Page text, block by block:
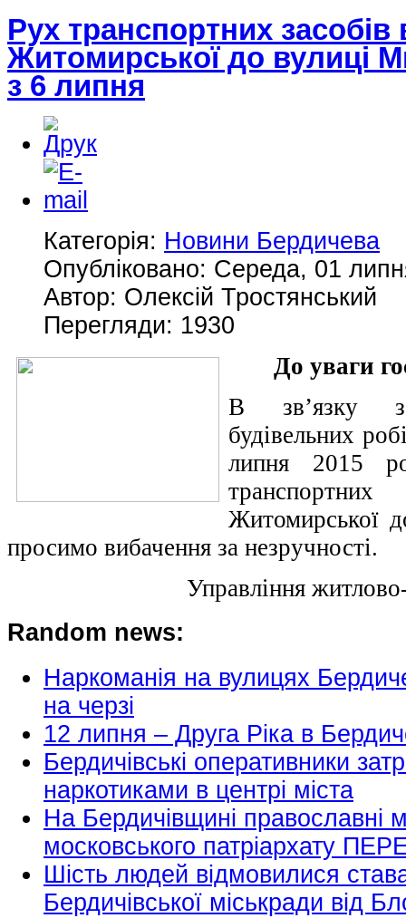
Рух транспортних засобів
Житомирської до вулиці
з 6 липня
Категорія: Новини Бердичева
Опубліковано: Середа, 01
Автор: Олексій Тростянський
Перегляди: 1930
До уваги
В зв’язку з
будівельних
липня 2015
Житомирської
просимо вибачення за незручності.
Управління
Random news:
Наркоманія на вулицях
на черзі
12 липня – Друга Ріка в
Бердичівські оперативники
наркотиками в центрі міста
На Бердичівщині православні
московського патріархату
Шість людей відмовилися
Бердичівської міськради від